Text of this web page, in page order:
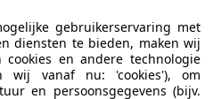
gebruikerservaring met
diensten te bieden, maken wij
en andere technologie
wij vanaf nu: 'cookies'), om
en persoonsgegevens (bijv.